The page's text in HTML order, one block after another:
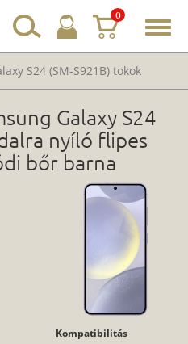
0
S24 (SM-S921B) tokok
Galaxy S24
nyíló flipes
bőr barna
Kompatibilitás